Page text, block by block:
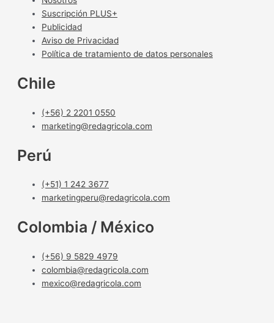
Suscripción PLUS+
Publicidad
Aviso de Privacidad
Política de tratamiento de datos personales
Chile
(+56) 2 2201 0550
marketing@redagricola.com
Perú
(+51) 1 242 3677
marketingperu@redagricola.com
Colombia / México
(+56) 9 5829 4979
colombia@redagricola.com
mexico@redagricola.com